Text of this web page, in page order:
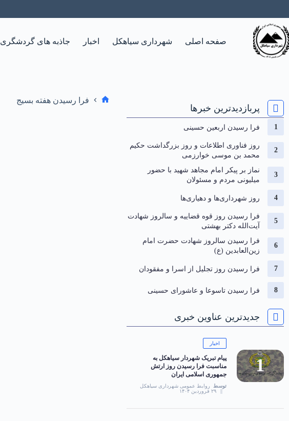
صفحه اصلی شهرداری سیاهکل اخبار جاذبه های گردشگری
فرا رسیدن هفته بسیج
پربازدیدترین خبرها
فرا رسیدن اربعین حسینی
روز فناوری اطلاعات و روز بزرگداشت حکیم
محمد بن موسی خوارزمی
نماز بر پیکر امام مجاهد شهید با حضور
میلیونی مردم و مسئولان
روز شهرداری‌ها و دهیاری‌ها
فرا رسیدن روز قوه قضاییه و سالروز شهادت
آیت‌الله دکتر بهشتی
فرا رسیدن سالروز شهادت حضرت امام
زین‌العابدین (ع)
فرا رسیدن روز تجلیل از اسرا و مفقودان
فرا رسیدن تاسوعا و عاشورای حسینی
جدیدترین عناوین خبری
اخبار
پیام تبریک شهردار سیاهکل به
مناسبت فرا رسیدن روز ارتش
جمهوری اسلامی ایران
توسط
روابط عمومی شهرداری سیاهکل
۲۹ فروردین ۱۴۰۴